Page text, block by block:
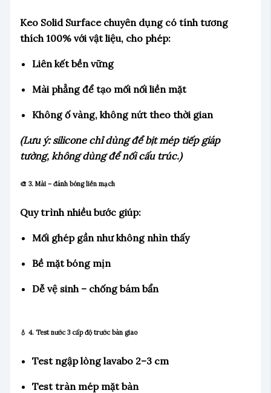
Keo Solid Surface chuyên dụng có tính tương
thích 100% với vật liệu, cho phép:
Liên kết bền vững
Mài phẳng để tạo mối nối liền mặt
Không ố vàng, không nứt theo thời gian
(Lưu ý: silicone chỉ dùng để bịt mép tiếp giáp
tường, không dùng để nối cấu trúc.)
🎨 3. Mài – đánh bóng liền mạch
Quy trình nhiều bước giúp:
Mối ghép gần như không nhìn thấy
Bề mặt bóng mịn
Dễ vệ sinh – chống bám bẩn
💧 4. Test nước 3 cấp độ trước bàn giao
Test ngập lòng lavabo 2–3 cm
Test tràn mép mặt bàn